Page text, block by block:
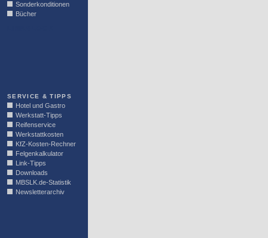
Sonderkonditionen
Bücher
SERVICE & TIPPS
Hotel und Gastro
Werkstatt-Tipps
Reifenservice
Werkstattkosten
KfZ-Kosten-Rechner
Felgenkalkulator
Link-Tipps
Downloads
MBSLK.de-Statistik
Newsletterarchiv